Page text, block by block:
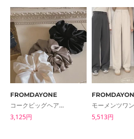
FROMDAYONE
コークビッグヘアシュシュ
3,125円
5,513円